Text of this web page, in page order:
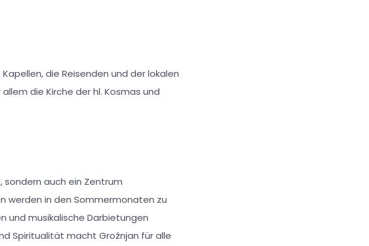
die Reisenden und der lokalen
die Kirche der hl. Kosmas und
sondern auch ein Zentrum
werden in den Sommermonaten zu
und musikalische Darbietungen
Spiritualität macht Grožnjan für alle